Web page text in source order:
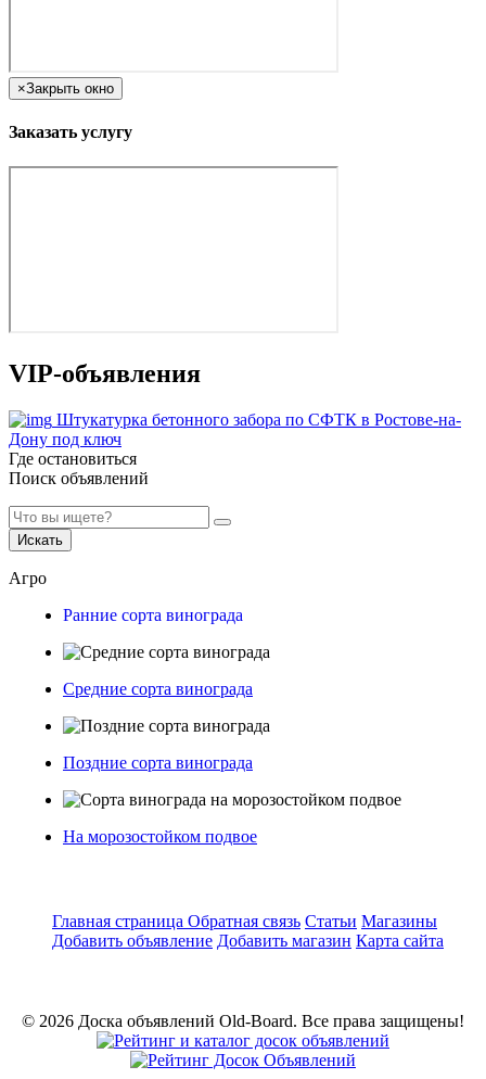
×Закрыть окно
Заказать услугу
VIP-объявления
Штукатурка бетонного забора по СФТК в Ростове-на-
Дону под ключ
Где остановиться
Поиск объявлений
Искать
Агро
Ранние сорта винограда
Средние сорта винограда
Поздние сорта винограда
На морозостойком подвое
Главная страница Обратная связь Статьи Магазины
Добавить объявление Добавить магазин Карта сайта
© 2026 Доска объявлений Old-Board. Все права защищены!